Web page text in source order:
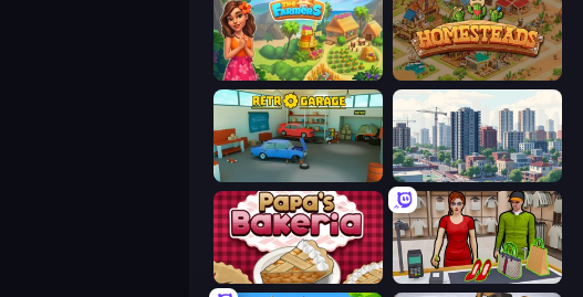
The Farmers Homesteads: Dream Farm
SuperCity 3D
Papa's Bakeria Shop Master 3D